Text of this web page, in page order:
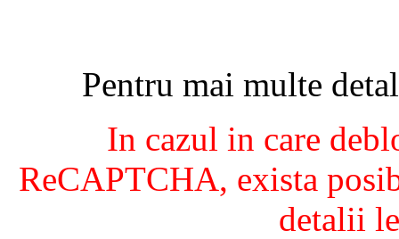
Pentru mai multe
In cazul in care
ReCAPTCHA, exista
detalii